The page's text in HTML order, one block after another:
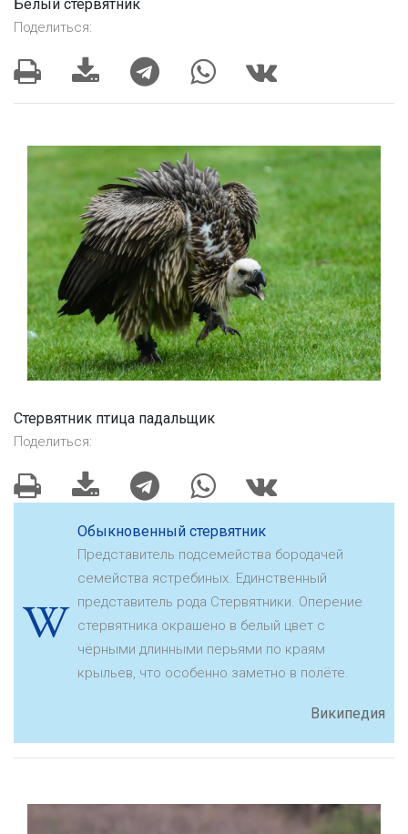
Белый стервятник
Поделиться:
Стервятник птица падальщик
Поделиться:
Обыкновенный стервятник
Представитель подсемейства бородачей
семейства ястребиных. Единственный
представитель рода Стервятники. Оперение
стервятника окрашено в белый цвет с
чёрными длинными перьями по краям
крыльев, что особенно заметно в полёте.
Википедия